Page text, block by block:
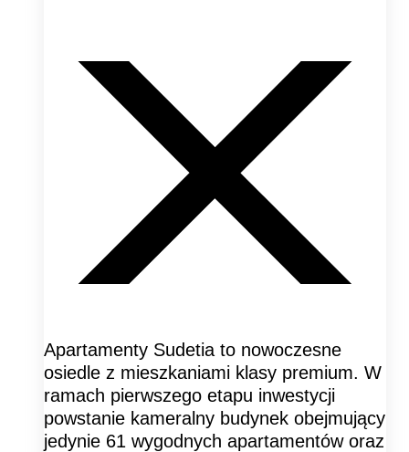
Apartamenty Sudetia to nowoczesne
osiedle z mieszkaniami klasy premium. W
ramach pierwszego etapu inwestycji
powstanie kameralny budynek obejmujący
jedynie 61 wygodnych apartamentów oraz